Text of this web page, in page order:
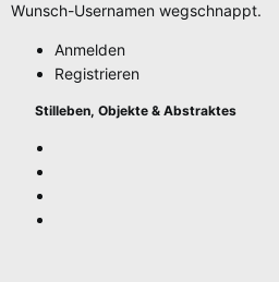
Wunsch-Usernamen wegschnappt.
Anmelden
Registrieren
Stilleben, Objekte & Abstraktes